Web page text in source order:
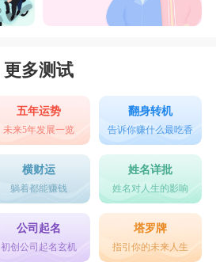
更多测试
五年运势
未来5年发展一览
翻身转机
告诉你赚什么最吃香
横财运
躺着都能赚钱
姓名详批
姓名对人生的影响
公司起名
初创公司起名玄机
塔罗牌
指引你的未来人生